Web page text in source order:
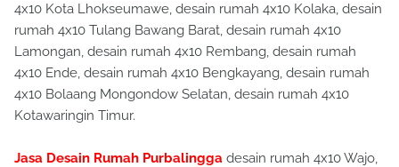
4x10 Kota Lhokseumawe, desain rumah 4x10 Kolaka, desain
rumah 4x10 Tulang Bawang Barat, desain rumah 4x10
Lamongan, desain rumah 4x10 Rembang, desain rumah
4x10 Ende, desain rumah 4x10 Bengkayang, desain rumah
4x10 Bolaang Mongondow Selatan, desain rumah 4x10
Kotawaringin Timur.
Jasa Desain Rumah Purbalingga desain rumah 4x10 Wajo,